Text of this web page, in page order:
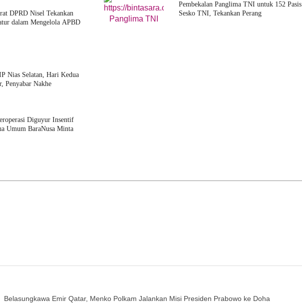
DPRD Nisel Tekankan
dalam Mengelola APBD
Nias Selatan, Hari Kedua
Penyabar Nakhe
Diguyur Insentif
Umum BaraNusa Minta
Pembekalan Panglima TNI untuk 152 Pasis
Sesko TNI, Tekankan Perang
Belasungkawa Emir Qatar, Menko Polkam Jalankan Misi Presiden Prabowo ke Doha